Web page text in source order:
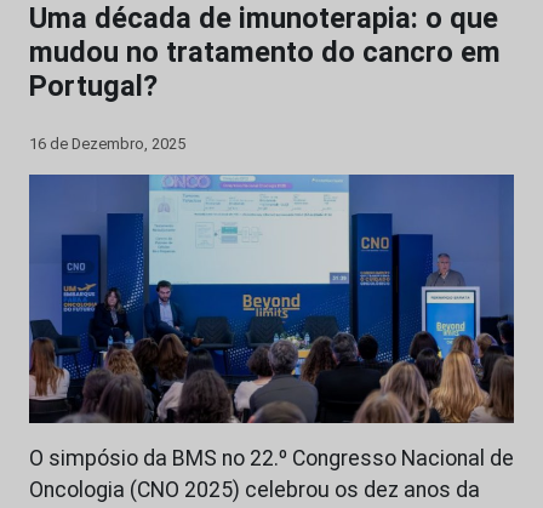
Uma década de imunoterapia: o que
mudou no tratamento do cancro em
Portugal?
16 de Dezembro, 2025
O simpósio da BMS no 22.º Congresso Nacional de
Oncologia (CNO 2025) celebrou os dez anos da